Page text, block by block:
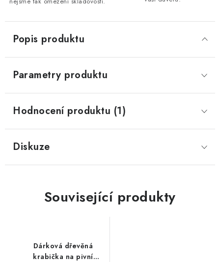
Popis produktu
Parametry produktu
Hodnocení produktu (1)
Diskuze
Související produkty
Dárková dřevěná
krabička na pivní